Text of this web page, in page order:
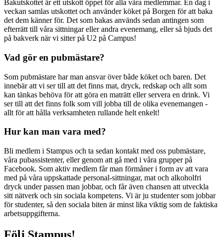
Bakutskottet är ett utskott öppet för alla våra medlemmar. En dag i
veckan samlas utskottet och använder köket på Borgen för att baka
det dem känner för. Det som bakas används sedan antingen som
efterrätt till våra sittningar eller andra evenemang, eller så bjuds det
på bakverk när vi sitter på U2 på Campus!
Vad gör en pubmästare?
Som pubmästare har man ansvar över både köket och baren. Det
innebär att vi ser till att det finns mat, dryck, redskap och allt som
kan tänkas behöva för att göra en maträtt eller servera en drink. Vi
ser till att det finns folk som vill jobba till de olika evenemangen -
allt för att hålla verksamheten rullande helt enkelt!
Hur kan man vara med?
Bli medlem i Stampus och ta sedan kontakt med oss pubmästare,
våra pubassistenter, eller genom att gå med i våra grupper på
Facebook. Som aktiv medlem får man förmåner i form av att vara
med på våra uppskattade personal-sittningar, mat och alkoholfri
dryck under passen man jobbar, och får även chansen att utveckla
sitt nätverk och sin sociala kompetens. Vi är ju studenter som jobbar
för studenter, så den sociala biten är minst lika viktig som de faktiska
arbetsuppgifterna.